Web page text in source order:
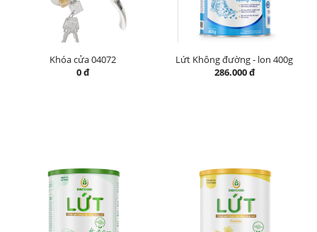
Khóa cửa 04072
0 đ
Lứt Không đường - lon 400g
286.000 đ